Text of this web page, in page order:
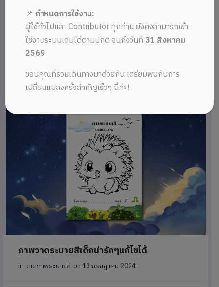
ภาพวาดระบายสีเด็กน่ารักๆแก้ไขได้
in วาดภาพระบายสี on 13 กรกฎาคม 2024
📌กำหนดการใช้งาน:
ผู้ใช้ทั่วไปและ Contributor ทุกท่าน ยังคงสามารถเข้า
ใช้งานระบบเดิมได้ตามปกติ จนถึงวันที่ 31 สิงหาคม
2569
ขอบคุณที่ร่วมเดินทางมาด้วยกัน เตรียมพบกับการ
เปลี่ยนแปลงครั้งสำคัญเร็วๆ นี้ค่ะ!